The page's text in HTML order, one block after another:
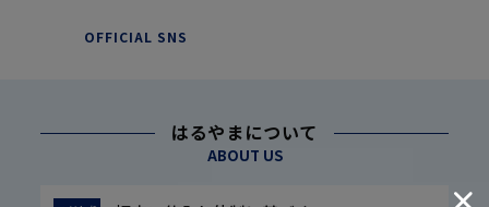
OFFICIAL SNS
はるやまについて
ABOUT US